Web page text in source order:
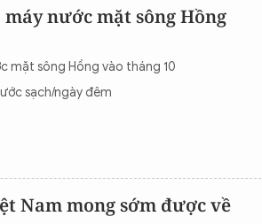
nước mặt sông Hồng
mặt sông Hồng vào tháng 10
sạch/ngày đêm
Nam mong sớm được về